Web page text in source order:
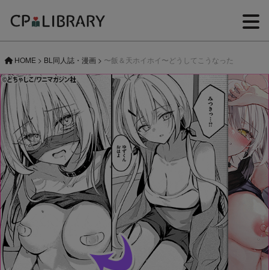
HOME > BL同人誌・漫画 > 〜飯＆天ホイホイ〜どうしてこうなった